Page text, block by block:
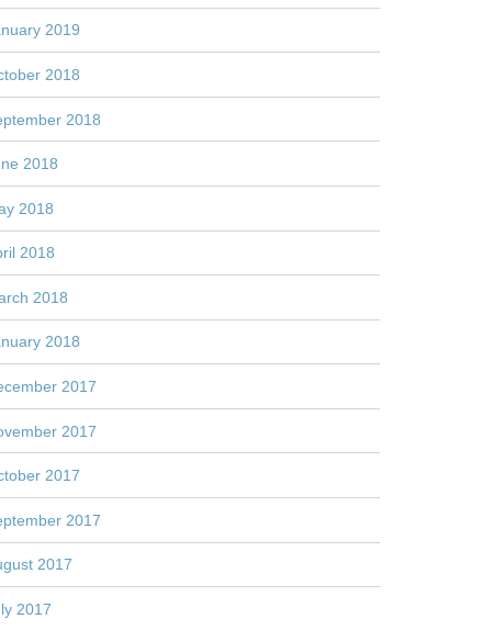
2019
2018
2018
2018
2018
2018
2018
2018
2017
2017
2017
2017
2017
2017